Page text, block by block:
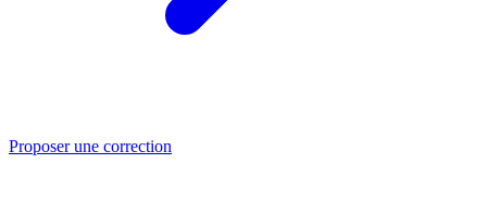
Proposer une correction